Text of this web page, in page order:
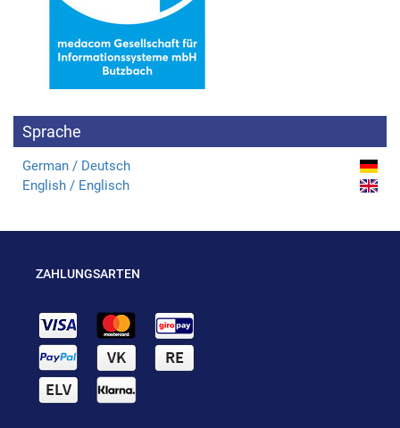
Sprache
German / Deutsch
English / Englisch
ZAHLUNGSARTEN